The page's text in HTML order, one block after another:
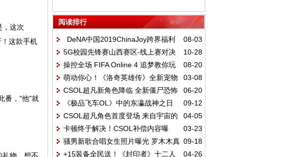
，这次
这款手机
番，"他"就
阅读排行
08-03
DeNA中国2019ChinaJoy跨界福利
大集合
10-28
5G校园先锋赛山西赛区-线上赛对决
精彩回顾，续写荣耀篇章
08-20
操控全场 FIFA Online 4 追梦教你玩
转经理人
03-08
萌动你心！《洛奇英雄传》全新宠物
玩法3.13上线
06-20
CSOL超凡新角色降临 全新僵尸恐怖
登场
09-12
《极品飞车OL》中的东瀛战神之日
产GTR Premium 2017
04-05
CSOL超凡角色首度登场 来自宇宙的
全新势力！
03-23
卡顿终于解决！CSOL补偿内容曝
光：+6狼魂登录送
09-18
骚男新歌合唱女生照片曝光 罗木木真
04-26
+15装备全民送！《封印者》十二人